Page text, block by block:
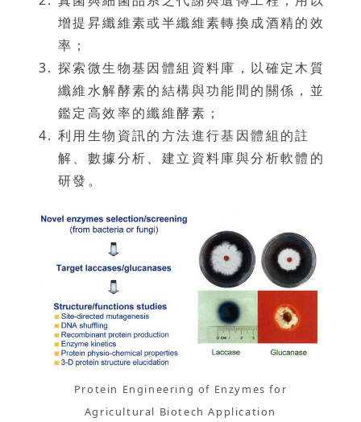
增提昇纖維素或半纖維素轉換成酒精的效
率；
探索微生物基因體組資料庫，以確定木質
纖維水解酵素的結構與功能間的關係，並
鑑定高效率的纖維酵素；
利用生物資訊的方法進行基因體組的註
解、數據分析、建立資料庫與分析軟體的
研發。
Protein Engineering of Enzymes for
Agricultural Biotech Application